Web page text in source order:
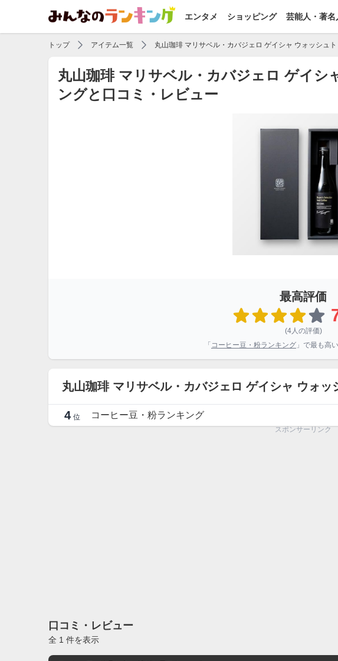
エンタメ ショッピング 芸能人・著名
トップ アイテム一覧 丸山珈琲 マリサベル・カバジェロ ゲイシャ ウォッシュト
丸山珈琲 マリサベル・カバジェロ ゲイシ
ングと口コミ・レビュー
最高評価
(4人の評価)
「 コーヒー豆・粉ランキング 」で最も高
丸山珈琲 マリサベル・カバジェロ ゲイシャ ウォ
4 位 コーヒー豆・粉ランキング
スポンサーリンク
口コミ・レビュー
全 1 件を表示